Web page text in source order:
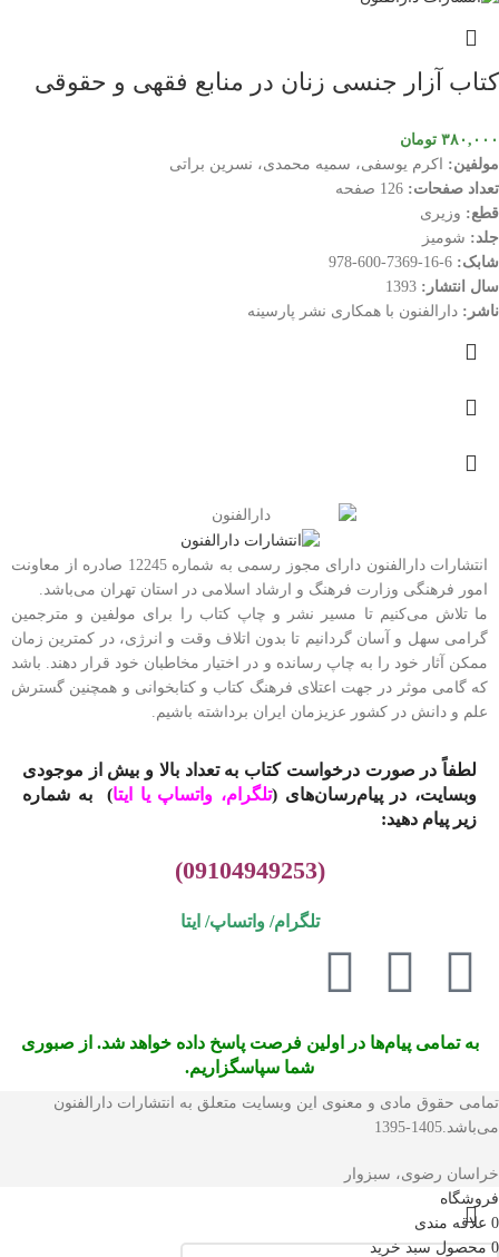
کتاب آزار جنسی زنان در منابع فقهی و حقوقی
۳۸۰,۰۰۰ تومان
مولفین: اکرم یوسفی، سمیه محمدی، نسرین براتی
تعداد صفحات:
قطع: وزیری
جلد: شومیز
شابک:
سال انتشار:
ناشر: دارالفنون با همکاری نشر پارسینه
انتشارات دارالفنون دارای مجوز رسمی به شماره 12245 صادره از معاونت
امور فرهنگی وزارت فرهنگ و ارشاد اسلامی در استان تهران می‌باشد.
ما تلاش می‌کنیم تا مسیر نشر و چاپ کتاب را برای مولفین و مترجمین
گرامی سهل و آسان گردانیم تا بدون اتلاف وقت و انرژی، در کمترین زمان
ممکن آثار خود را به چاپ رسانده و در اختیار مخاطبان خود قرار دهند. باشد
که گامی موثر در جهت اعتلای فرهنگ کتاب و کتابخوانی و همچنین گسترش
علم و دانش در کشور عزیزمان ایران برداشته باشیم.
لطفاً در صورت درخواست کتاب به تعداد بالا و بیش از موجودی
وبسایت، در پیام‌رسان‌های (تلگرام، واتساپ یا ایتا)
به شماره
زیر پیام دهید:
(09104949253)
تلگرام/ واتساپ/ ایتا
به تمامی پیام‌ها در اولین فرصت پاسخ داده خواهد شد. از صبوری
شما سپاسگزاریم.
تمامی حقوق مادی و معنوی این وبسایت متعلق به انتشارات دارالفنون
می‌باشد.1405-1395
خراسان رضوی، سبزوار
فروشگاه
0 علاقه مندی
0 محصول سبد خرید